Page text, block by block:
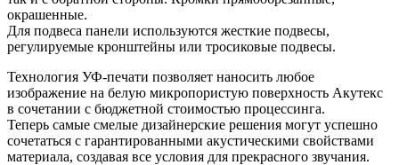
окрашенные.
Для подвеса панели используются жесткие подвесы,
регулируемые кронштейны или тросиковые подвесы.
Технология УФ-печати позволяет наносить любое
изображение на белую микропористую поверхность Акутекс
в сочетании с бюджетной стоимостью процессинга.
Теперь самые смелые дизайнерские решения могут успешно
сочетаться с гарантированными акустическими свойствами
материала, создавая все условия для прекрасного звучания.